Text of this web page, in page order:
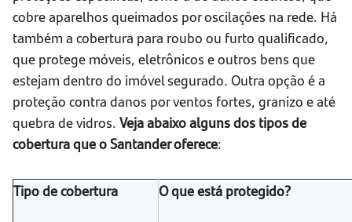
cobre aparelhos queimados por oscilações na rede. Há
também a cobertura para roubo ou furto qualificado,
que protege móveis, eletrônicos e outros bens que
estejam dentro do imóvel segurado. Outra opção é a
proteção contra danos por ventos fortes, granizo e até
quebra de vidros. Veja abaixo alguns dos tipos de
cobertura que o Santander oferece:
Tipo de cobertura O que está protegido?